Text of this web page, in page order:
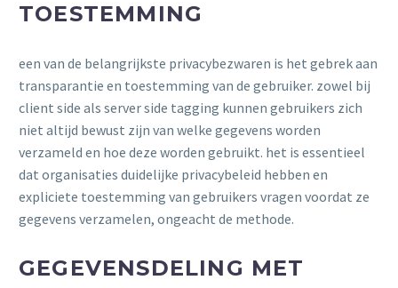
TOESTEMMING
een van de belangrijkste privacybezwaren is het gebrek aan
transparantie en toestemming van de gebruiker. zowel bij
client side als server side tagging kunnen gebruikers zich
niet altijd bewust zijn van welke gegevens worden
verzameld en hoe deze worden gebruikt. het is essentieel
dat organisaties duidelijke privacybeleid hebben en
expliciete toestemming van gebruikers vragen voordat ze
gegevens verzamelen, ongeacht de methode.
GEGEVENSDELING MET